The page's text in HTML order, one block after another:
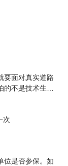
要面对真实道路
的不是技术生
。磨合期内，
保守，而是活
。多数车型说
次
位是否参保。如